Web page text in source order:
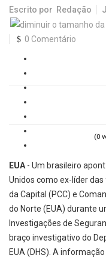
Escrito por Redação
0 Comentário
(0
EUA- Um brasileiro
Unidos como ex-líder
da Capital (PCC) e
do Norte (EUA) durante
Investigações de
braço investigativo do
EUA (DHS). A